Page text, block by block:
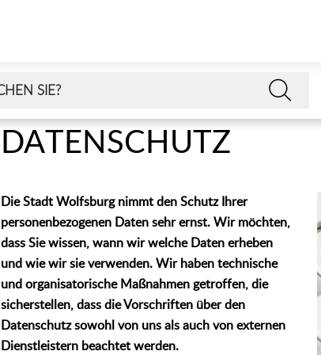
DATENSCHUTZ
Die Stadt Wolfsburg nimmt den Schutz Ihrer
personenbezogenen Daten sehr ernst. Wir möchten,
dass Sie wissen, wann wir welche Daten erheben
und wie wir sie verwenden. Wir haben technische
und organisatorische Maßnahmen getroffen, die
sicherstellen, dass die Vorschriften über den
Datenschutz sowohl von uns als auch von externen
Dienstleistern beachtet werden.